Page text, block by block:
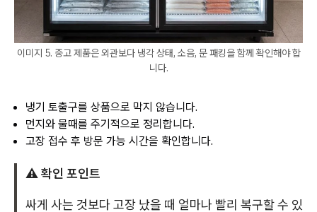
이미지 5. 중고 제품은 외관보다 냉각 상태, 소음, 문 패킹을 함께 확인해야 합
니다.
냉기 토출구를 상품으로 막지 않습니다.
먼지와 물때를 주기적으로 정리합니다.
고장 접수 후 방문 가능 시간을 확인합니다.
⚠️ 확인 포인트
싸게 사는 것보다 고장 났을 때 얼마나 빨리 복구할 수 있